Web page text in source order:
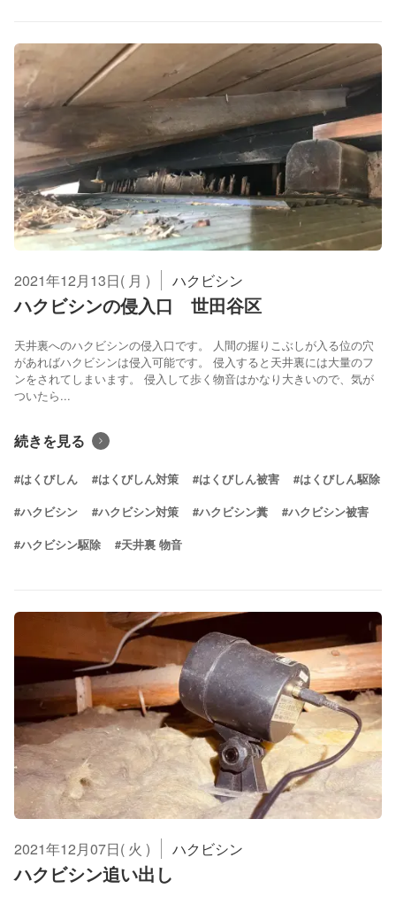
2021年12月13日( 月 ) ハクビシン
ハクビシンの侵入口 世田谷区
天井裏へのハクビシンの侵入口です。 人間の握りこぶしが入る位の穴
があればハクビシンは侵入可能です。 侵入すると天井裏には大量のフ
ンをされてしまいます。 侵入して歩く物音はかなり大きいので、気が
ついたら...
続きを見る
#はくびしん #はくびしん対策 #はくびしん被害 #はくびしん駆除
#ハクビシン #ハクビシン対策 #ハクビシン糞 #ハクビシン被害
#ハクビシン駆除 #天井裏 物音
2021年12月07日( 火 ) ハクビシン
ハクビシン追い出し